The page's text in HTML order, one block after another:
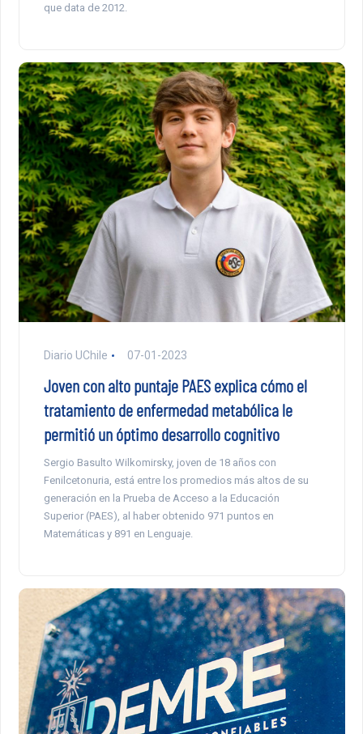
que data de 2012.
Diario UChile 07-01-2023
Joven con alto puntaje PAES explica cómo el
tratamiento de enfermedad metabólica le
permitió un óptimo desarrollo cognitivo
Sergio Basulto Wilkomirsky, joven de 18 años con
Fenilcetonuria, está entre los promedios más altos de su
generación en la Prueba de Acceso a la Educación
Superior (PAES), al haber obtenido 971 puntos en
Matemáticas y 891 en Lenguaje.